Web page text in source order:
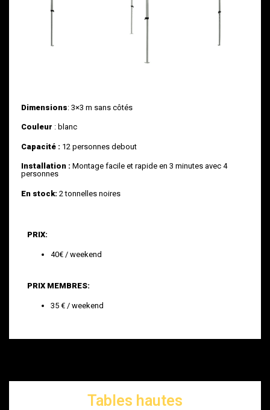
Dimensions: 3×3 m sans côtés
Couleur : blanc
Capacité : 12 personnes debout
Installation : Montage facile et rapide en 3 minutes avec 4
personnes
En stock: 2 tonnelles noires
PRIX:
40€ / weekend
PRIX MEMBRES:
35 € / weekend
Tables hautes